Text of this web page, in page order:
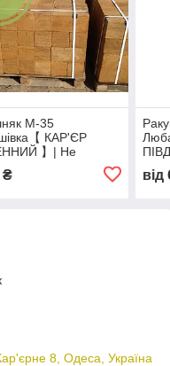
М-35
【 КАР'ЄР
】| Не
від
8, Одеса, Україна